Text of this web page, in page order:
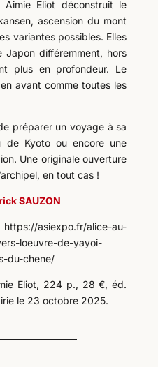
Eliot déconstruit le
ascension du mont
variantes possibles. Elles
Japon différemment, hors
plus en profondeur. Le
avant comme toutes les
préparer un voyage à sa
de Kyoto ou encore une
Une originale ouverture
en tout cas !
SAUZON
asiexpo.fr/alice-au-
loeuvre-de-yayoi-
du-chene/
Eliot, 224 p., 28 €, éd.
le 23 octobre 2025.